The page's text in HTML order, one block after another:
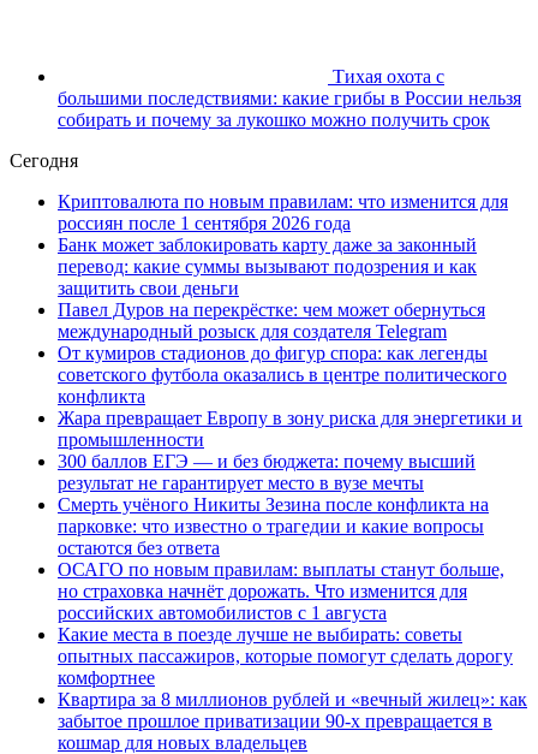
Тихая охота с
большими последствиями: какие грибы в России нельзя
собирать и почему за лукошко можно получить срок
Сегодня
Криптовалюта по новым правилам: что изменится для
россиян после 1 сентября 2026 года
Банк может заблокировать карту даже за законный
перевод: какие суммы вызывают подозрения и как
защитить свои деньги
Павел Дуров на перекрёстке: чем может обернуться
международный розыск для создателя Telegram
От кумиров стадионов до фигур спора: как легенды
советского футбола оказались в центре политического
конфликта
Жара превращает Европу в зону риска для энергетики и
промышленности
300 баллов ЕГЭ — и без бюджета: почему высший
результат не гарантирует место в вузе мечты
Смерть учёного Никиты Зезина после конфликта на
парковке: что известно о трагедии и какие вопросы
остаются без ответа
ОСАГО по новым правилам: выплаты станут больше,
но страховка начнёт дорожать. Что изменится для
российских автомобилистов с 1 августа
Какие места в поезде лучше не выбирать: советы
опытных пассажиров, которые помогут сделать дорогу
комфортнее
Квартира за 8 миллионов рублей и «вечный жилец»: как
забытое прошлое приватизации 90-х превращается в
кошмар для новых владельцев